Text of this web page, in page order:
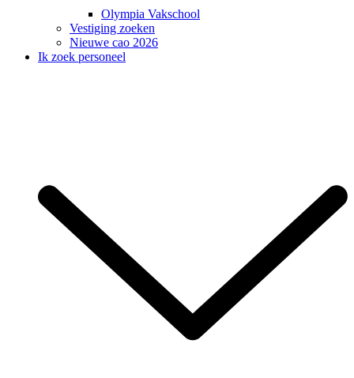
Olympia Vakschool
Vestiging zoeken
Nieuwe cao 2026
Ik zoek personeel